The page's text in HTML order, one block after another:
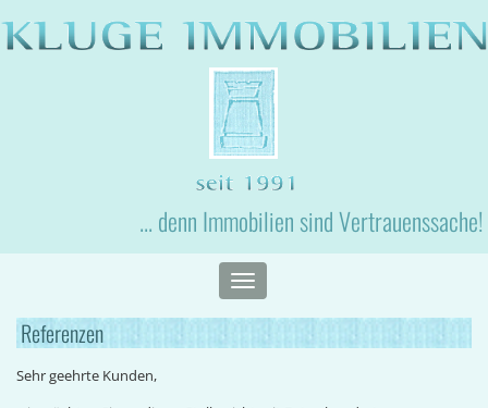
... denn Immobilien sind Vertrauenssache!
Toggle
navigation
Referenzen
Sehr geehrte Kunden,